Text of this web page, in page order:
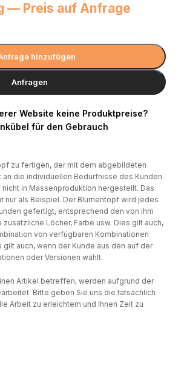
— Preis auf Anfrage
hinzufügen
Anfragen
Website keine Produktpreise?
für den Gebrauch
zu fertigen, der mit dem abgebildeten
die individuellen Bedürfnisse des Kunden
in Massenproduktion hergestellt. Das
nur als Beispiel. Der Blumentopf wird jedes
gefertigt, entsprechend den von ihm
Löcher, Farbe usw. Dies gilt auch,
von verfügbaren Kombinationen
auch, wenn der Kunde aus den auf der
oder Versionen wählt.
Artikel betreffen, werden aufgrund der
Bitte geben Sie uns die tatsächlich
Arbeit zu erleichtern und Ihnen Zeit zu